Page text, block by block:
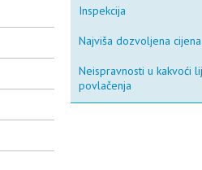
Inspekcija
Najviša dozvoljena
Neispravnosti u kakvoći
povlačenja